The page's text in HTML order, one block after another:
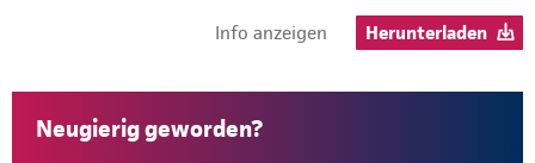
Info anzeigen
Herunterladen
Neugierig geworden?